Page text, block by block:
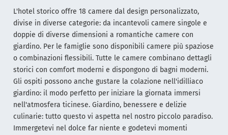
L'hotel storico offre 18 camere dal design personalizzato,
divise in diverse categorie: da incantevoli camere singole e
doppie di diverse dimensioni a romantiche camere con
giardino. Per le famiglie sono disponibili camere più spaziose
o combinazioni flessibili. Tutte le camere combinano dettagli
storici con comfort moderni e dispongono di bagni moderni.
Gli ospiti possono anche gustare la colazione nell'idilliaco
giardino: il modo perfetto per iniziare la giornata immersi
nell'atmosfera ticinese. Giardino, benessere e delizie
culinarie: tutto questo vi aspetta nel nostro piccolo paradiso.
Immergetevi nel dolce far niente e godetevi momenti